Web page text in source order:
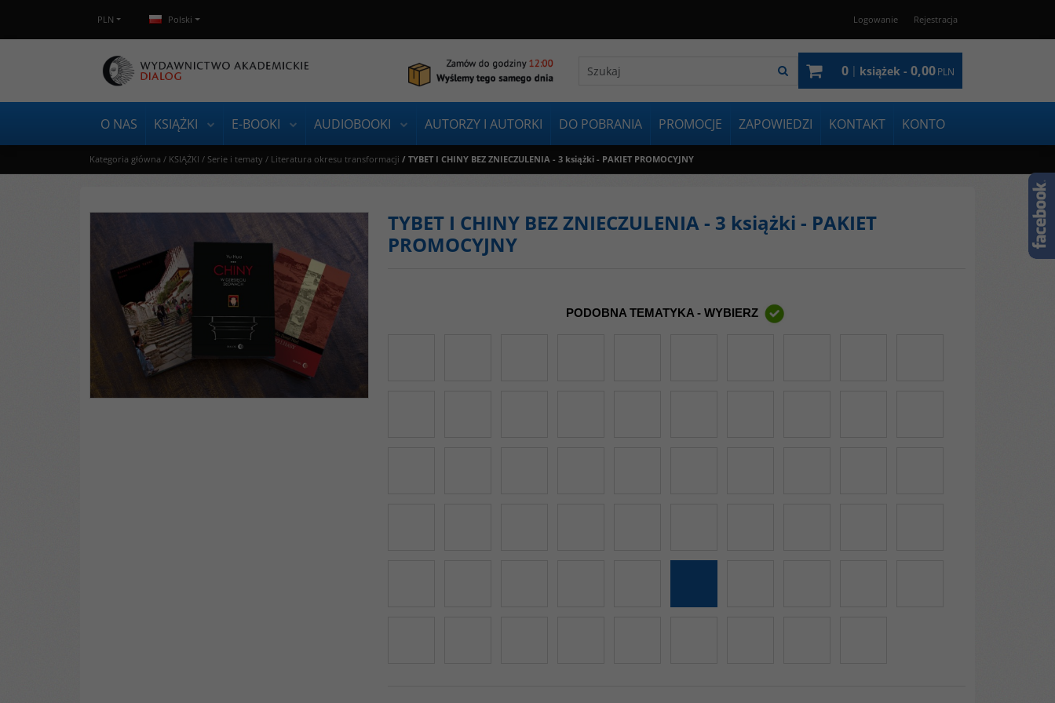
PLN Polski Logowanie Rejestracja
0 | książek - 0,00PLN
O NAS KSIĄŻKI E-BOOKI AUDIOBOOKI AUTORZY I AUTORKI DO POBRANIA PROMOCJE ZAPOWIEDZI KONTAKT KONTO
Kategoria główna / KSIĄŻKI / Serie i tematy / Literatura okresu transformacji / TYBET I CHINY BEZ ZNIECZULENIA - 3 książki - PAKIET PROMOCYJNY
TYBET I CHINY BEZ ZNIECZULENIA - 3 książki - PAKIET
PROMOCYJNY
PODOBNA TEMATYKA - WYBIERZ